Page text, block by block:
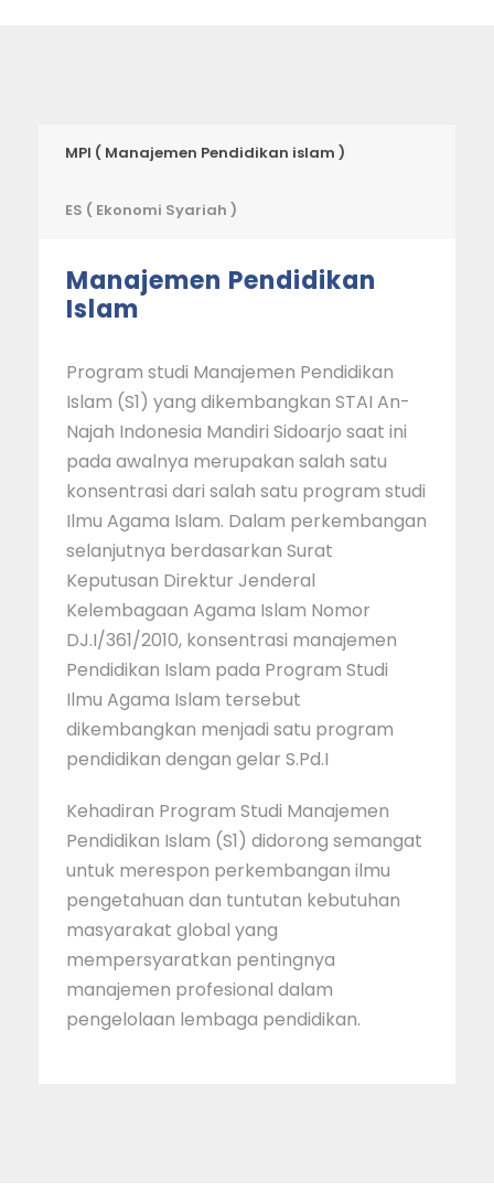
MPI ( Manajemen Pendidikan islam )
ES ( Ekonomi Syariah )
Manajemen Pendidikan
Islam
Program studi Manajemen Pendidikan
Islam (S1) yang dikembangkan STAI An-
Najah Indonesia Mandiri Sidoarjo saat ini
pada awalnya merupakan salah satu
konsentrasi dari salah satu program studi
Ilmu Agama Islam. Dalam perkembangan
selanjutnya berdasarkan Surat
Keputusan Direktur Jenderal
Kelembagaan Agama Islam Nomor
DJ.I/361/2010, konsentrasi manajemen
Pendidikan Islam pada Program Studi
Ilmu Agama Islam tersebut
dikembangkan menjadi satu program
pendidikan dengan gelar S.Pd.I
Kehadiran Program Studi Manajemen
Pendidikan Islam (S1) didorong semangat
untuk merespon perkembangan ilmu
pengetahuan dan tuntutan kebutuhan
masyarakat global yang
mempersyaratkan pentingnya
manajemen profesional dalam
pengelolaan lembaga pendidikan.